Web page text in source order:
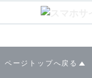
ページトップへ戻る